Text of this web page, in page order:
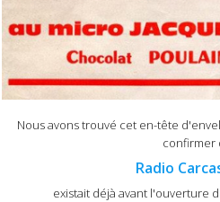
Nous avons trouvé cet en-tête
confirmer
Radio
existait déjà avant l'ouverture